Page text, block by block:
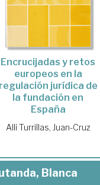
Encrucijadas y retos
europeos en la
regulación jurídica de
la fundación en
España
Alli Turrillas, Juan-Cruz
Blanca